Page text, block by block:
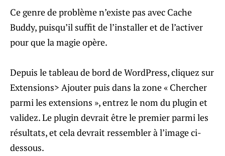
Ce genre de problème n’existe pas avec Cache
Buddy, puisqu’il suffit de l’installer et de l’activer
pour que la magie opère.
Depuis le tableau de bord de WordPress, cliquez sur
Extensions> Ajouter puis dans la zone « Chercher
parmi les extensions », entrez le nom du plugin et
validez. Le plugin devrait être le premier parmi les
résultats, et cela devrait ressembler à l’image ci-
dessous.